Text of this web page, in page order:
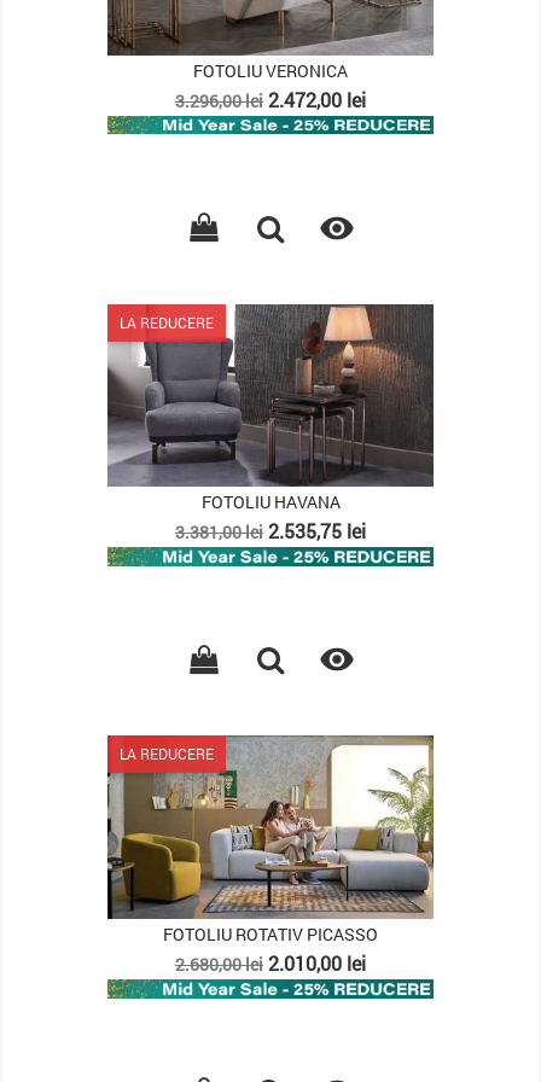
FOTOLIU VERONICA
Pret
de
3.296,00 lei Pret
2.472,00 lei

LA REDUCERE
FOTOLIU HAVANA
Pret
de
3.381,00 lei Pret
2.535,75 lei

LA REDUCERE
FOTOLIU ROTATIV PICASSO
Pret
de
2.680,00 lei Pret
2.010,00 lei